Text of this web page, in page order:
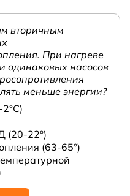
вторичным
При нагреве
одинаковых насосов
меньше энергии?
(20-22°)
(63-65°)